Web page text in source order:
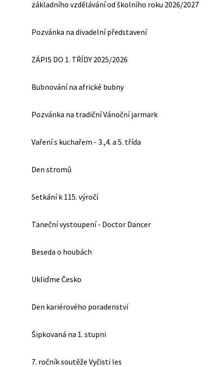
základního vzdělávání od školního roku 2026/2027
Pozvánka na divadelní představení
ZÁPIS DO 1. TŘÍDY 2025/2026
Bubnování na africké bubny
Pozvánka na tradiční Vánoční jarmark
Vaření s kuchařem - 3.,4. a 5. třída
Den stromů
Setkání k 115. výročí
Taneční vystoupení - Doctor Dancer
Beseda o houbách
Ukliďme Česko
Den kariérového poradenství
Šipkovaná na 1. stupni
7. ročník soutěže Vyčisti les